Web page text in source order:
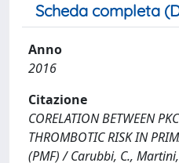
Scheda completa
Anno
2016
Citazione
CORELATION BETWEEN
THROMBOTIC RISK IN
(PMF) / Carubbi, C.,